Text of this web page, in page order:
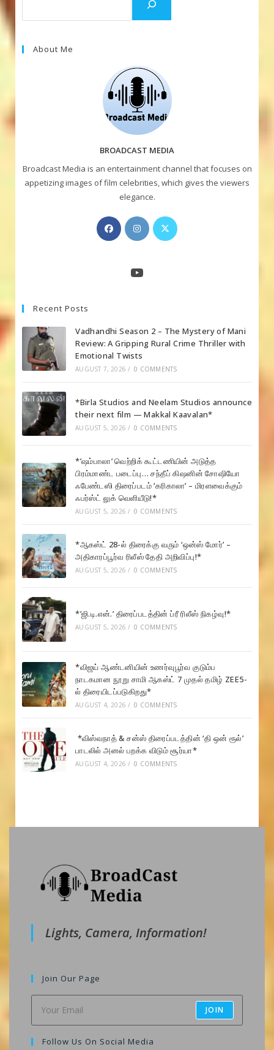
About Me
BROADCAST MEDIA
Broadcast Media is an entertainment channel that focuses on
appetizing images of film celebrities, which gives the viewers
elegance.
Opens
in
new
Opens
in
Opens
YouTube
Recent Posts
Vadhandhi Season 2 – The Mystery of Mani
Review: A Gripping Rural Crime Thriller with
Emotional Twists
AUGUST 7, 2026 / 0 COMMENTS
*Birla Studios and Neelam Studios announce
their next film — Makkal Kaavalan*
AUGUST 5, 2026 / 0 COMMENTS
*’ஷம்பாலா’ வெற்றிக் கூட்டணியின் அடுத்த
பிரம்மாண்ட படைப்பு… சந்தீப் கிஷனின் சோஷியோ
ஃபேண்டஸி திரைப்படம் ‘கரிகாலா’ – மிரளவைக்கும்
ஃபர்ஸ்ட் லுக் வெளியீடு!*
AUGUST 5, 2026 / 0 COMMENTS
*ஆகஸ்ட் 28-ல் திரைக்கு வரும் ‘ஒன்ஸ் மோர்’ –
அதிகாரப்பூர்வ ரிலீஸ் தேதி அறிவிப்பு!*
AUGUST 5, 2026 / 0 COMMENTS
*’ஜி.டி.என்.’ திரைப்படத்தின் ப்ரீ ரிலீஸ் நிகழ்வு!*
AUGUST 5, 2026 / 0 COMMENTS
*விஜய் ஆண்டனியின் உணர்வுபூர்வ குடும்ப
நாடகமான நூறு சாமி ஆகஸ்ட் 7 முதல் தமிழ் ZEE5-
ல் திரையிடப்படுகிறது*
AUGUST 4, 2026 / 0 COMMENTS
*விஸ்வநாத் & சன்ஸ் திரைப்படத்தின் ‘தி ஒன் ரூல்’
பாடலில் அனல் பறக்க விடும் சூர்யா*
AUGUST 4, 2026 / 0 COMMENTS
Lights, Camera, Information!
Join Our Page
JOIN
Follow Us On Social Media